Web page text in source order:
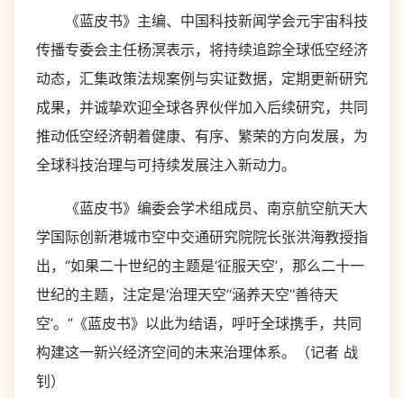
《蓝皮书》主编、中国科技新闻学会元宇宙科技
传播专委会主任杨溟表示，将持续追踪全球低空经济
动态，汇集政策法规案例与实证数据，定期更新研究
成果，并诚挚欢迎全球各界伙伴加入后续研究，共同
推动低空经济朝着健康、有序、繁荣的方向发展，为
全球科技治理与可持续发展注入新动力。
《蓝皮书》编委会学术组成员、南京航空航天大
学国际创新港城市空中交通研究院院长张洪海教授指
出，“如果二十世纪的主题是‘征服天空’，那么二十一
世纪的主题，注定是‘治理天空’‘涵养天空’‘善待天
空’。”《蓝皮书》以此为结语，呼吁全球携手，共同
构建这一新兴经济空间的未来治理体系。（记者 战
钊）